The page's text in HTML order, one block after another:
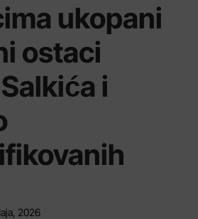
ukopani
ostaci
i
2026